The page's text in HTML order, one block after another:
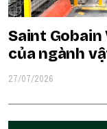
Saint
của ngành
27/07/2026